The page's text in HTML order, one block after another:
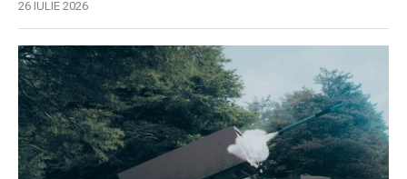
26 IULIE 2026